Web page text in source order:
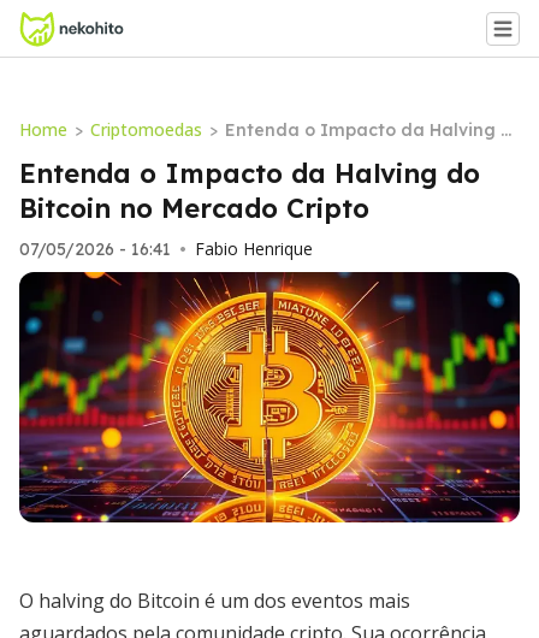
Home > Criptomoedas > Entenda o Impacto da Halving d
o Bitcoin no Mercado Cripto
Entenda o Impacto da Halving do
Bitcoin no Mercado Cripto
07/05/2026 - 16:41 • Fabio Henrique
O halving do Bitcoin é um dos eventos mais